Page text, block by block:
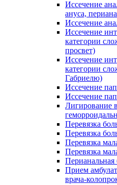
Иссечение
ануса,
Иссечение
Иссечение
категории
просвет)
Иссечение
категории
Габриелю)
Иссечение
Иссечение
Лигирование
Перевязка
Перевязка
Перевязка
Перевязка
Перианальная
Прием
врача-